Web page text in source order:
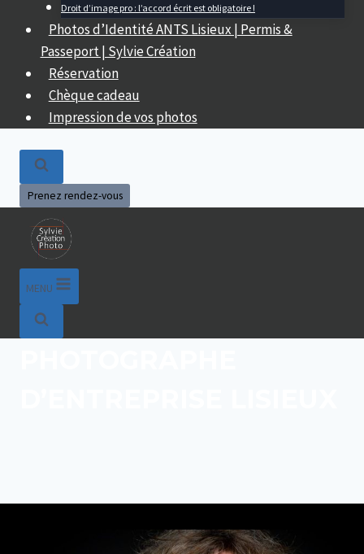
Droit d’image pro : l’accord écrit est obligatoire !
Photos d’Identité ANTS Lisieux | Permis &
Passeport | Sylvie Création
Réservation
Chèque cadeau
Impression de vos photos
Prenez rendez-vous
MENU